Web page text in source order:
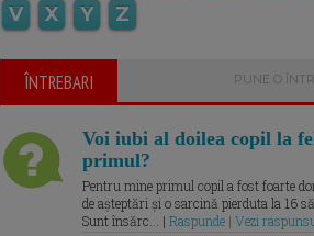
V
X Y Z
ÎNTREBARI PUNE O
Voi iubi al doilea copil la
primul?
Pentru mine primul copil a fost foarte
de așteptări și o sarcină pierduta la 16
Sunt însărc... | Raspunde | Vezi